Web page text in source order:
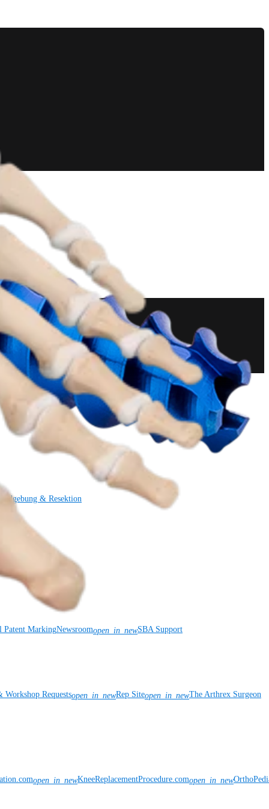
& Resektion
Patent MarkingNewsroomopen_in_newSBA Support
Requestsopen_in_newRep Siteopen_in_newThe Arthrex Surgeon
open_in_newKneeReplacementProcedure.comopen_in_new